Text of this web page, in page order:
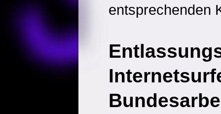
entsprechenden